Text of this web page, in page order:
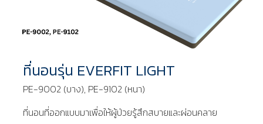
ที่นอนรุ่น EVERFIT LIGHT
PE-9002 (บาง), PE-9102 (หนา)
ที่นอนที่ออกแบบมาเพื่อให้ผู้ป่วยรู้สึกสบายและผ่อนคลาย